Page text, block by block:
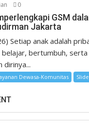
0
GSM
Jakarta
Setiap anak adalah
belajar, bertumbuh, serta
dirinya...
Dewasa-Komunitas